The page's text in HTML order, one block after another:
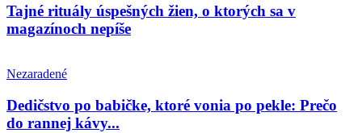
Tajné rituály úspešných žien, o ktorých sa v
magazínoch nepíše
Nezaradené
Dedičstvo po babičke, ktoré vonia po pekle: Prečo
do rannej kávy...